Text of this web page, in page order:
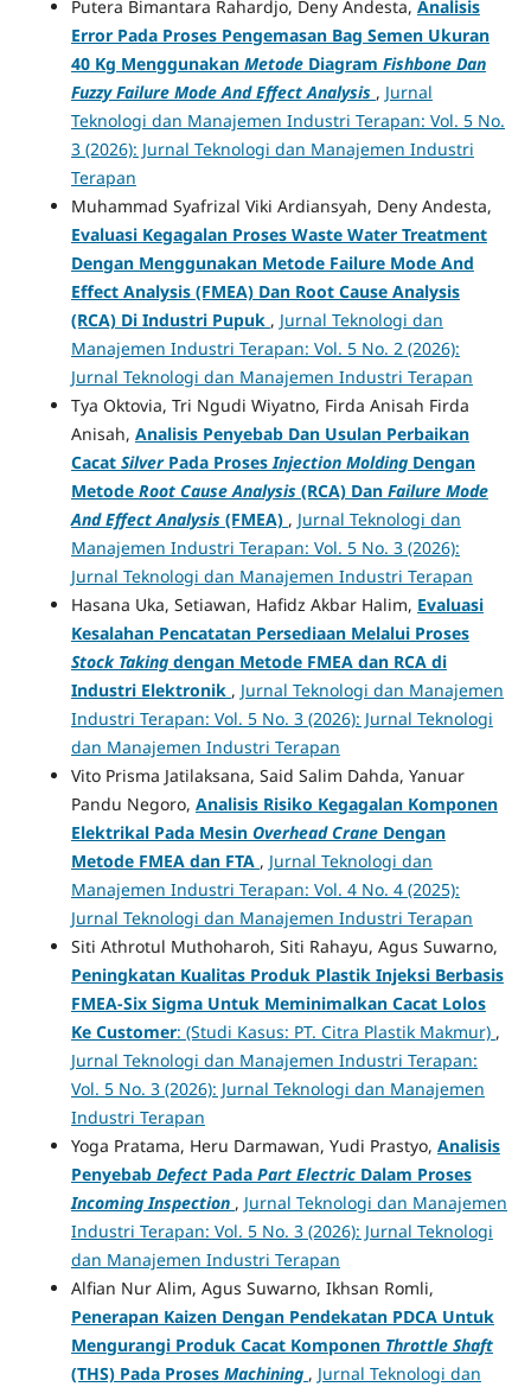
Putera Bimantara Rahardjo, Deny Andesta, Analisis
Error Pada Proses Pengemasan Bag Semen Ukuran
40 Kg Menggunakan Metode Diagram Fishbone Dan
Fuzzy Failure Mode And Effect Analysis , Jurnal
Teknologi dan Manajemen Industri Terapan: Vol. 5 No.
3 (2026): Jurnal Teknologi dan Manajemen Industri
Terapan
Muhammad Syafrizal Viki Ardiansyah, Deny Andesta,
Evaluasi Kegagalan Proses Waste Water Treatment
Dengan Menggunakan Metode Failure Mode And
Effect Analysis (FMEA) Dan Root Cause Analysis
(RCA) Di Industri Pupuk , Jurnal Teknologi dan
Manajemen Industri Terapan: Vol. 5 No. 2 (2026):
Jurnal Teknologi dan Manajemen Industri Terapan
Tya Oktovia, Tri Ngudi Wiyatno, Firda Anisah Firda
Anisah, Analisis Penyebab Dan Usulan Perbaikan
Cacat SilverPada ProsesInjection MoldingDengan
Metode Root Cause Analysis (RCA) Dan Failure Mode
And Effect Analysis (FMEA) , Jurnal Teknologi dan
Manajemen Industri Terapan: Vol. 5 No. 3 (2026):
Jurnal Teknologi dan Manajemen Industri Terapan
Hasana Uka, Setiawan, Hafidz Akbar Halim, Evaluasi
Kesalahan Pencatatan Persediaan Melalui Proses
Stock Takingdengan Metode FMEA dan RCA di
Industri Elektronik , Jurnal Teknologi dan Manajemen
Industri Terapan: Vol. 5 No. 3 (2026): Jurnal Teknologi
dan Manajemen Industri Terapan
Vito Prisma Jatilaksana, Said Salim Dahda, Yanuar
Pandu Negoro, Analisis Risiko Kegagalan Komponen
Elektrikal Pada Mesin Overhead CraneDengan
Metode FMEA dan FTA , Jurnal Teknologi dan
Manajemen Industri Terapan: Vol. 4 No. 4 (2025):
Jurnal Teknologi dan Manajemen Industri Terapan
Siti Athrotul Muthoharoh, Siti Rahayu, Agus Suwarno,
Peningkatan Kualitas Produk Plastik Injeksi Berbasis
FMEA-Six Sigma Untuk Meminimalkan Cacat Lolos
Ke Customer: (Studi Kasus: PT. Citra Plastik Makmur) ,
Jurnal Teknologi dan Manajemen Industri Terapan:
Vol. 5 No. 3 (2026): Jurnal Teknologi dan Manajemen
Industri Terapan
Yoga Pratama, Heru Darmawan, Yudi Prastyo, Analisis
Penyebab DefectPada Part ElectricDalam Proses
Incoming Inspection , Jurnal Teknologi dan Manajemen
Industri Terapan: Vol. 5 No. 3 (2026): Jurnal Teknologi
dan Manajemen Industri Terapan
Alfian Nur Alim, Agus Suwarno, Ikhsan Romli,
Penerapan Kaizen Dengan Pendekatan PDCA Untuk
Mengurangi Produk Cacat Komponen Throttle Shaft
(THS) Pada Proses Machining , Jurnal Teknologi dan